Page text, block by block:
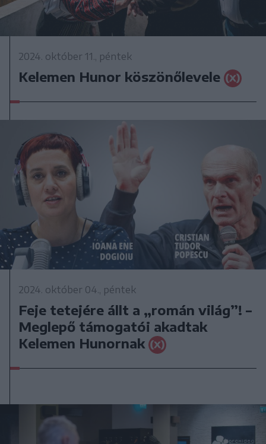
2024. október 11., péntek
Kelemen Hunor köszönőlevele
2024. október 04., péntek
Feje tetejére állt a „román világ”! –
Meglepő támogatói akadtak
Kelemen Hunornak